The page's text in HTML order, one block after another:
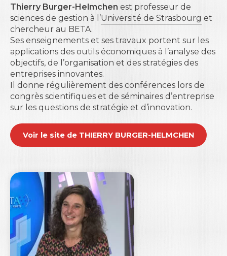
Xerfi Canal a reçuBernard Ramanantsoa,
Directeur général honoraire d’HEC Paris, pour
parler des esprits révolutionnaires. (30/09/2023)
Xerfi Canal a reçuEmilie Ruiz, maître de
conférences à l’Université de Savoie Mont Blanc
pour parler de la mass customization. (29/08/2023)
Thierry Burger-Helmchen est professeur de
sciences de gestion à l’Université de Strasbourg et
chercheur au BETA.
Ses enseignements et ses travaux portent sur les
applications des outils économiques à l’analyse des
objectifs, de l’organisation et des stratégies des
entreprises innovantes.
Il donne régulièrement des conférences lors de
congrès scientifiques et de séminaires d’entreprise
sur les questions de stratégie et d’innovation.
Voir le site de THIERRY BURGER-HELMCHEN